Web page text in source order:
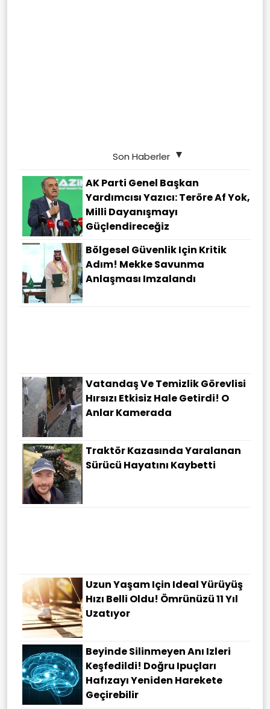
Son Haberler
AK Parti Genel Başkan
Yardımcısı Yazıcı: Teröre Af Yok,
Milli Dayanışmayı
Güçlendireceğiz
Bölgesel Güvenlik Için Kritik
Adım! Mekke Savunma
Anlaşması Imzalandı
Vatandaş Ve Temizlik Görevlisi
Hırsızı Etkisiz Hale Getirdi! O
Anlar Kamerada
Traktör Kazasında Yaralanan
Sürücü Hayatını Kaybetti
Uzun Yaşam Için Ideal Yürüyüş
Hızı Belli Oldu! Ömrünüzü 11 Yıl
Uzatıyor
Beyinde Silinmeyen Anı Izleri
Keşfedildi! Doğru Ipuçları
Hafızayı Yeniden Harekete
Geçirebilir